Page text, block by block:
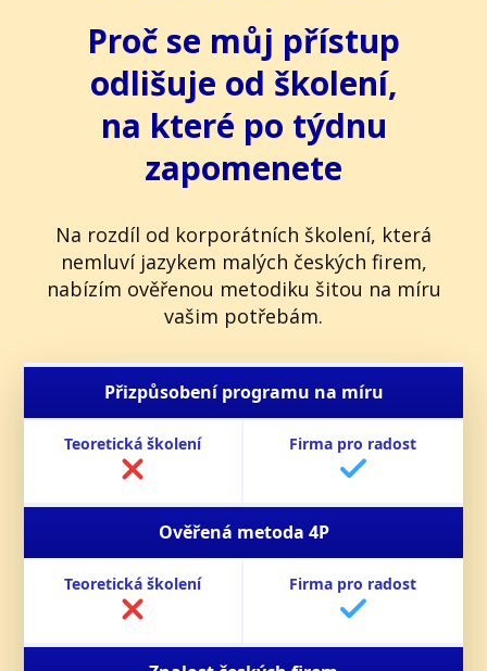
Proč se můj přístup
odlišuje od školení,
na které po týdnu
zapomenete
Na rozdíl od korporátních školení, která
nemluví jazykem malých českých firem,
nabízím ověřenou metodiku šitou na míru
vašim potřebám.
Přizpůsobení programu na míru
Ověřená metoda 4P